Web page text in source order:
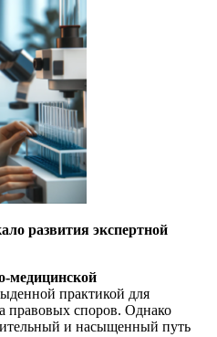
развития экспертной
медицинской
практикой для
правовых споров. Однако
и насыщенный путь